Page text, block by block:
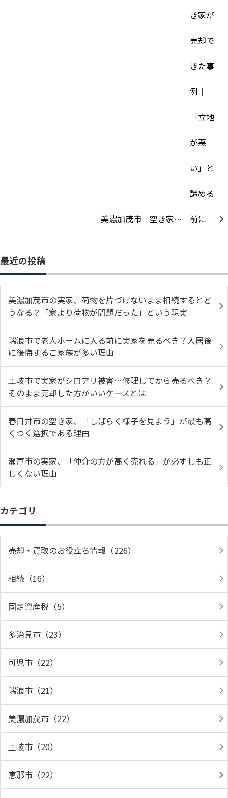
美濃加茂市｜空き家…
最近の投稿
美濃加茂市の実家、荷物を片づけないまま相続するとど
うなる？「家より荷物が問題だった」という現実
瑞浪市で老人ホームに入る前に実家を売るべき？入居後
に後悔するご家族が多い理由
土岐市で実家がシロアリ被害…修理してから売るべき？
そのまま売却した方がいいケースとは
春日井市の空き家、「しばらく様子を見よう」が最も高
くつく選択である理由
瀬戸市の実家、「仲介の方が高く売れる」が必ずしも正
しくない理由
カテゴリ
売却・買取のお役立ち情報（226）
相続（16）
固定資産税（5）
多治見市（23）
可児市（22）
瑞浪市（21）
美濃加茂市（22）
土岐市（20）
恵那市（22）